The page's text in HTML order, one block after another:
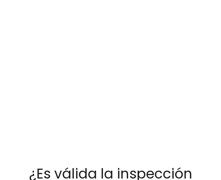
¿Es válida la inspección